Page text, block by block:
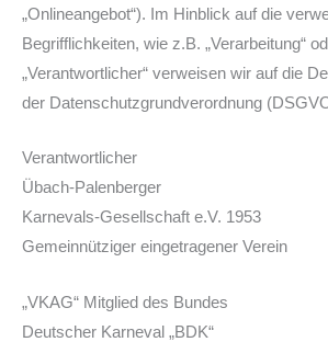
„Onlineangebot“). Im Hinblick auf die
Begrifflichkeiten, wie z.B. „Verarbeitung“
„Verantwortlicher“ verweisen wir auf die
der Datenschutzgrundverordnung
Verantwortlicher
Übach-Palenberger
Karnevals-Gesellschaft e.V. 1953
Gemeinnütziger eingetragener Verein
„VKAG“ Mitglied des Bundes
Deutscher Karneval „BDK“